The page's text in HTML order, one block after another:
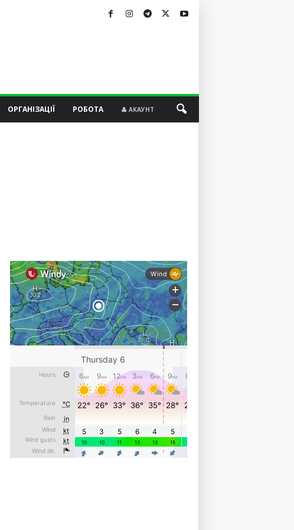
ОРГАНІЗАЦІЇ РОБОТА 👤 АКАУНТ